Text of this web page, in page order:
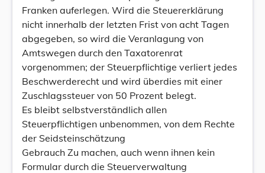
Franken auferlegen. Wird die Steuererklärung
nicht innerhalb der letzten Frist von acht Tagen
abgegeben, so wird die Veranlagung von
Amtswegen durch den Taxatorenrat
vorgenommen; der Steuerpflichtige verliert jedes
Beschwerderecht und wird überdies mit einer
Zuschlagssteuer von 50 Prozent belegt.
Es bleibt selbstverständlich allen
Steuerpflichtigen unbenommen, von dem Rechte
der Seidsteinschätzung
Gebrauch Zu machen, auch wenn ihnen kein
Formular durch die Steuerverwaltung